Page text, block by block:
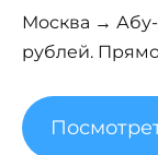
Москва →
рублей.